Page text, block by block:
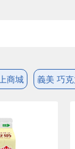
商城 義美 巧克